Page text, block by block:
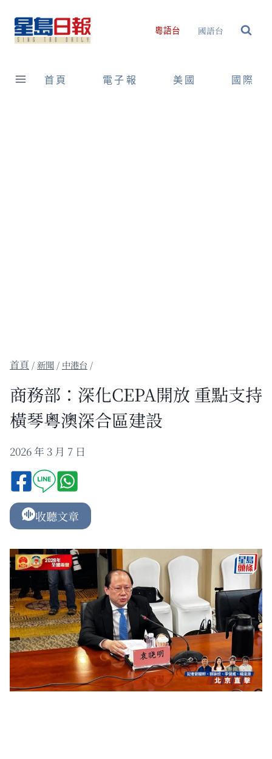
content
粵語台 國語台
首頁 電子報 美國 國際
/新聞 / 中港台 /
商務部：深化CEPA開放 重點支持
橫琴粵澳深合區建設
2026 年 3 月 7 日
收聽文章